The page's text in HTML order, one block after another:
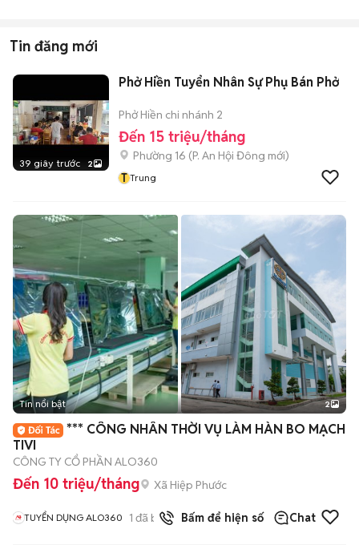
Tin đăng mới
39 giây trước 2
Phở Hiền Tuyển Nhân Sự Phụ Bán Phở
Phở Hiền chi nhánh 2
Đến 15 triệu/tháng
Phường 16 (P. An Hội Đông mới)
T Trung
Tin nổi bật 2
*** CÔNG NHÂN THỜI VỤ LÀM HÀN BO MẠCH
TIVI
CÔNG TY CỔ PHẦN ALO360
Đến 10 triệu/tháng Xã Hiệp Phước
TUYỂN DỤNG ALO360 1 đã bán Bấm để hiện số Chat